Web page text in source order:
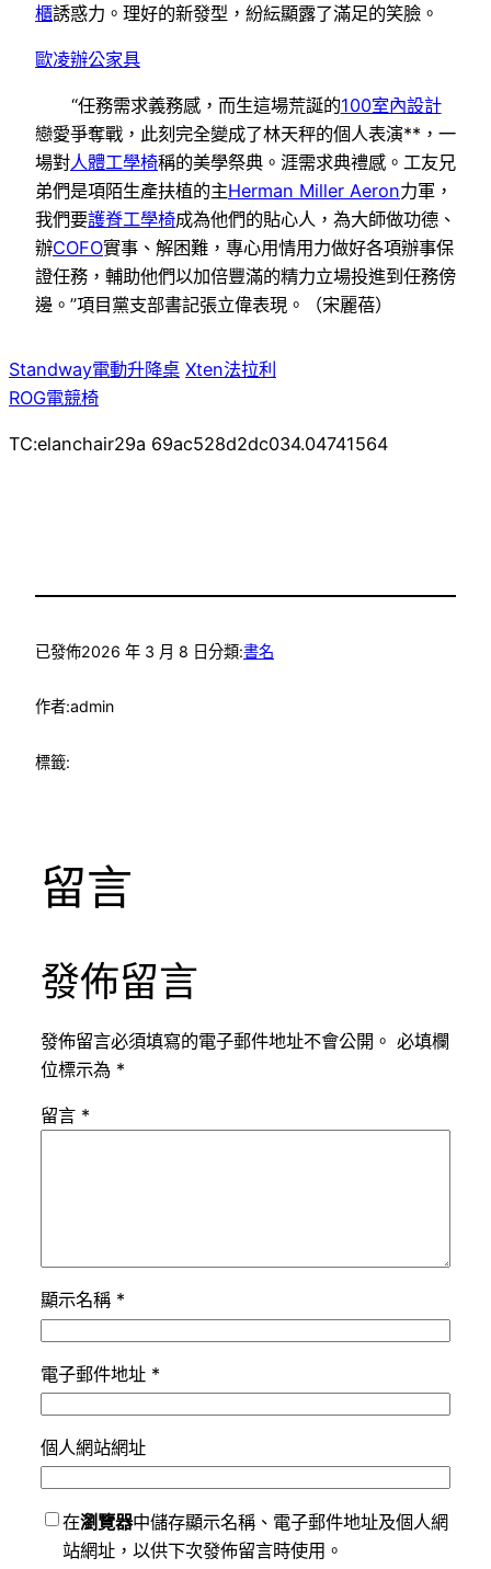
櫃誘惑力。理好的新發型，紛紜顯露了滿足的笑臉。
歐凌辦公家具
“任務需求義務感，而生這場荒誕的100室內設計
戀愛爭奪戰，此刻完全變成了林天秤的個人表演**，一
場對人體工學椅稱的美學祭典。涯需求典禮感。工友兄
弟們是項陌生產扶植的主Herman Miller Aeron力軍，
我們要護脊工學椅成為他們的貼心人，為大師做功德、
辦COFO實事、解困難，專心用情用力做好各項辦事保
證任務，輔助他們以加倍豐滿的精力立場投進到任務傍
邊。”項目黨支部書記張立偉表現。（宋麗蓓）
Standway電動升降桌 Xten法拉利
ROG電競椅
TC:elanchair29a 69ac528d2dc034.04741564
已發佈2026 年 3 月 8 日分類:書名
作者:admin
標籤:
留言
發佈留言
發佈留言必須填寫的電子郵件地址不會公開。 必填欄
位標示為 *
留言 *
顯示名稱 *
電子郵件地址 *
個人網站網址
在瀏覽器中儲存顯示名稱、電子郵件地址及個人網
站網址，以供下次發佈留言時使用。